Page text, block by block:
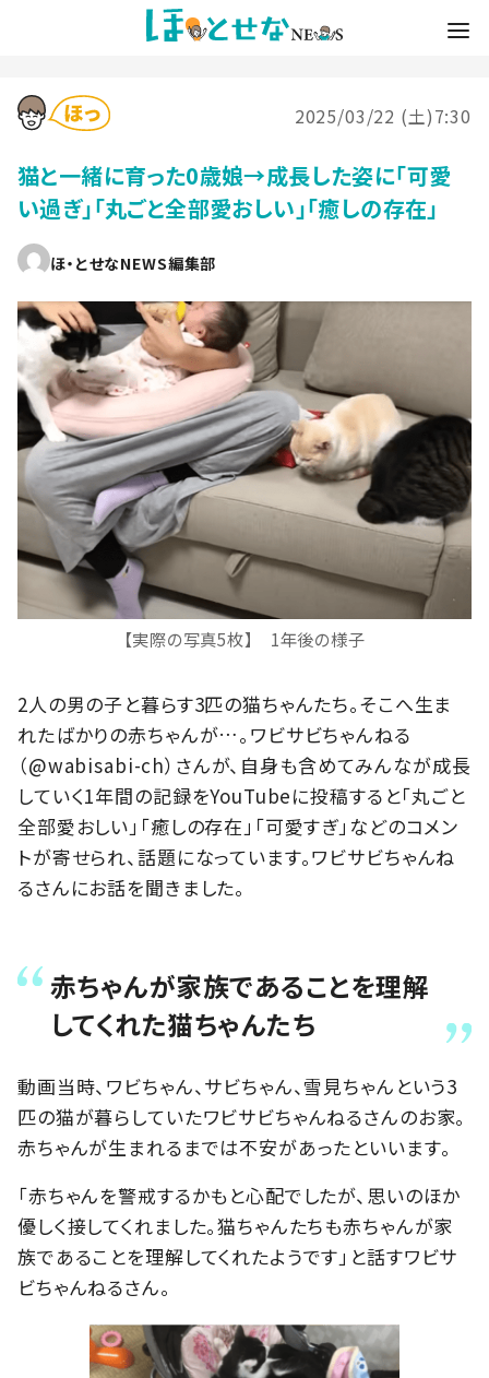
2025/03/22 (土)7:30
猫と一緒に育った0歳娘→成長した姿に「可愛
い過ぎ」「丸ごと全部愛おしい」「癒しの存在」
ほ・とせなNEWS編集部
【実際の写真5枚】 1年後の様子
2人の男の子と暮らす3匹の猫ちゃんたち。そこへ生ま
れたばかりの赤ちゃんが…。ワビサビちゃんねる
（@wabisabi-ch）さんが、自身も含めてみんなが成長
していく1年間の記録をYouTubeに投稿すると「丸ごと
全部愛おしい」「癒しの存在」「可愛すぎ」などのコメン
トが寄せられ、話題になっています。ワビサビちゃんね
るさんにお話を聞きました。
赤ちゃんが家族であることを理解
してくれた猫ちゃんたち
動画当時、ワビちゃん、サビちゃん、雪見ちゃんという3
匹の猫が暮らしていたワビサビちゃんねるさんのお家。
赤ちゃんが生まれるまでは不安があったといいます。
「赤ちゃんを警戒するかもと心配でしたが、思いのほか
優しく接してくれました。猫ちゃんたちも赤ちゃんが家
族であることを理解してくれたようです」と話すワビサ
ビちゃんねるさん。